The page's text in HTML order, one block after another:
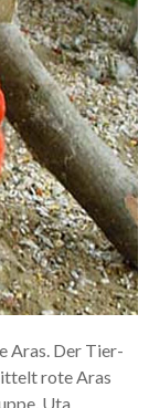
Aras. Der Tier-
rote Aras
Uta